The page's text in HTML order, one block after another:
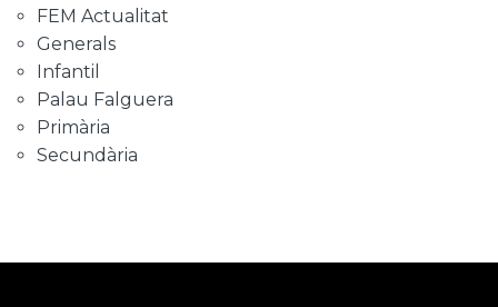
FEM Actualitat
Generals
Infantil
Palau Falguera
Primària
Secundària